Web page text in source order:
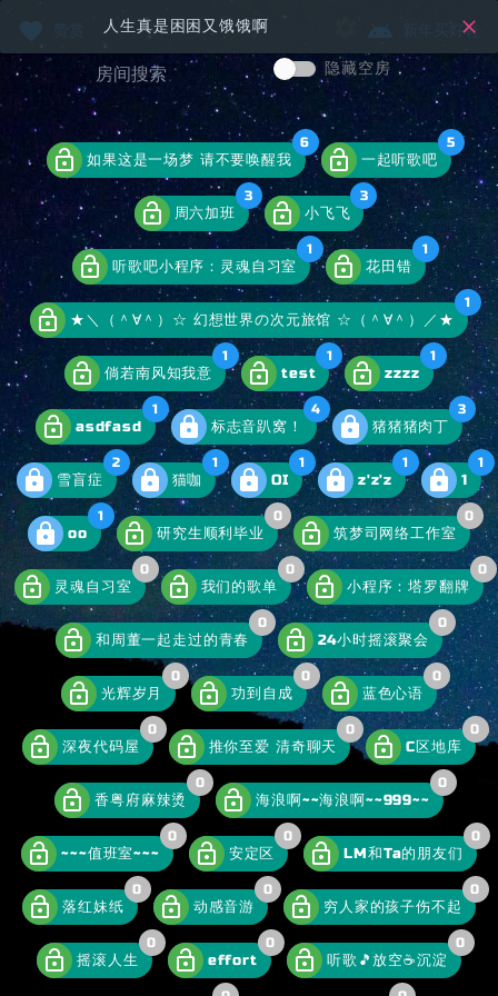
新年买好鞋
隐藏空房
lock_open 如果这是一场梦 请不要唤醒我
6
lock_open 一起听歌吧
5
lock_open 周六加班
3
lock_open 小飞飞
3
lock_open 听歌吧小程序：灵魂自习室
1
lock_open 花田错
1
lock_open ★＼（＾∀＾）☆ 幻想世界の次元旅馆 ☆（＾∀＾）／★
1
lock_open 倘若南风知我意
1
lock_open test
1
lock_open zzzz
1
lock_open asdfasd
1
lock 标志音趴窝！
4
lock 猪猪猪肉丁
3
lock 雪盲症
2
lock 猫咖
1
lock OI
1
lock z'z'z
1
lock 1
1
lock oo
1
lock_open 研究生顺利毕业
0
lock_open 筑梦司网络工作室
0
lock_open 灵魂自习室
0
lock_open 我们的歌单
0
lock_open 小程序：塔罗翻牌
0
lock_open 和周董一起走过的青春
0
lock_open 24小时摇滚聚会
0
lock_open 光辉岁月
0
lock_open 功到自成
0
lock_open 蓝色心语
0
lock_open 深夜代码屋
0
lock_open 推你至爱 清奇聊天
0
lock_open C区地库
0
lock_open 香粤府麻辣烫
0
lock_open 海浪啊~~海浪啊~~999~~
0
lock_open ~~~值班室~~~
0
lock_open 安定区
0
lock_open LM和Ta的朋友们
0
lock_open 落红妹纸
0
lock_open 动感音游
0
lock_open 穷人家的孩子伤不起
0
lock_open 摇滚人生
0
lock_open effort
0
lock_open 听歌🎵放空☕沉淀
0
人生真是困困又饿饿啊 close